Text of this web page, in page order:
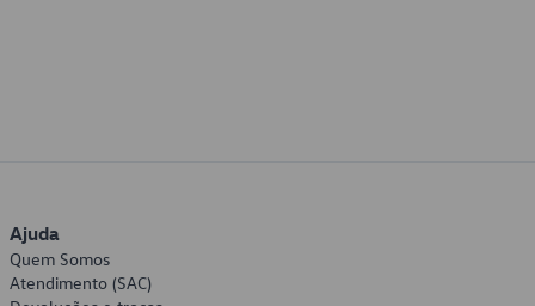
Ajuda
Quem Somos
Atendimento (SAC)